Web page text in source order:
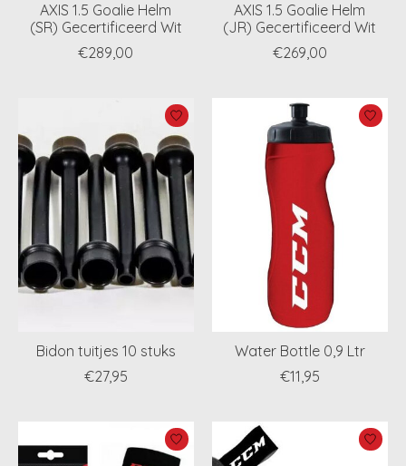
AXIS 1.5 Goalie Helm
(SR) Gecertificeerd Wit
€289,00
AXIS 1.5 Goalie Helm
(JR) Gecertificeerd Wit
€269,00
Bidon tuitjes 10 stuks
€27,95
Water Bottle 0,9 Ltr
€11,95